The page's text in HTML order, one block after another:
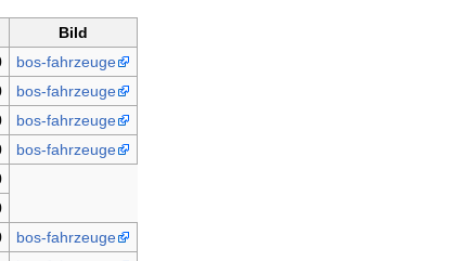
Bild
bos-fahrzeuge
bos-fahrzeuge
bos-fahrzeuge
bos-fahrzeuge
bos-fahrzeuge